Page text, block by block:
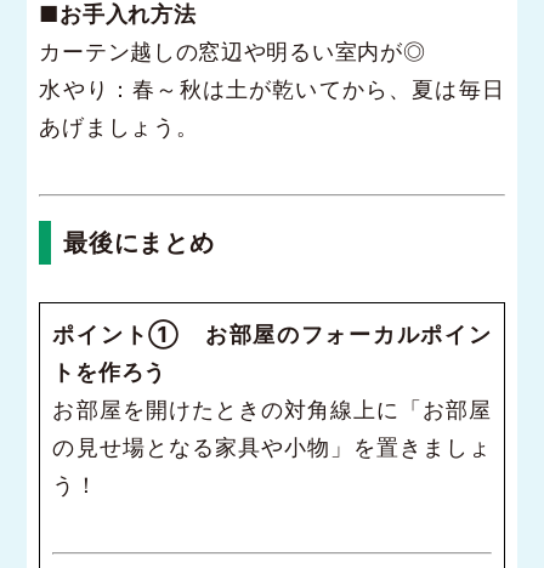
■お手入れ方法
カーテン越しの窓辺や明るい室内が◎
水やり：春～秋は土が乾いてから、夏は毎日
あげましょう。
最後にまとめ
ポイント① お部屋のフォーカルポイン
トを作ろう
お部屋を開けたときの対角線上に「お部屋
の見せ場となる家具や小物」を置きましょ
う！